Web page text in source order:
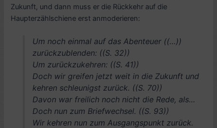
Zukunft, und dann muss er die Rückkehr auf die
Haupterzählschiene erst anmoderieren:
Um noch einmal auf das Abenteuer ((…))
zurückzublenden: ((S. 32))
Um zurückzukehren: ((S. 41))
Doch wir greifen jetzt weit in die Zukunft und
kehren schleunigst zurück. ((S. 70))
Davon war freilich noch nicht die Rede, als…
Doch nun zum Briefwechsel. ((S. 93))
Wir kehren nun zum Ausgangspunkt zurück.